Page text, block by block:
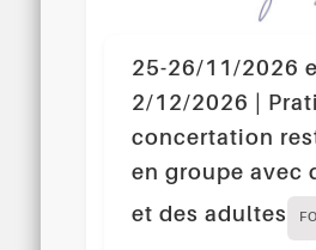
25-26/11/2026
2/12/2026 |
concertation
en groupe avec
et des adultes